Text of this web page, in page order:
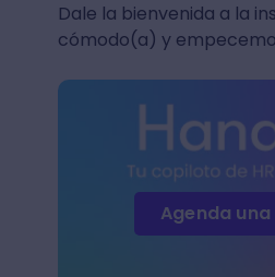
Dale la bienvenida a la
cómodo(a) y
Agenda